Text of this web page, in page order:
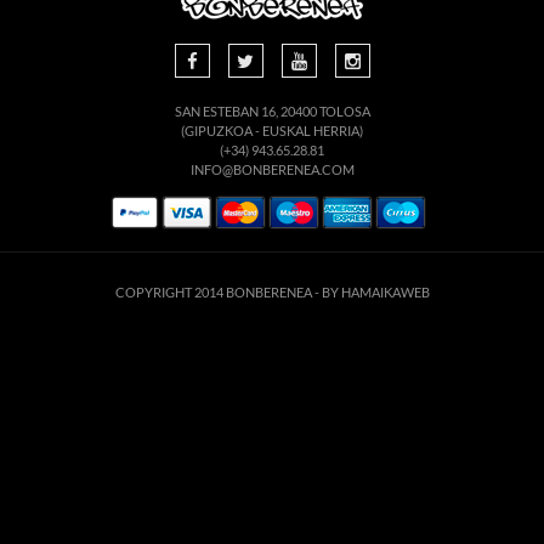
SAN ESTEBAN 16, 20400 TOLOSA
(GIPUZKOA - EUSKAL HERRIA)
(+34) 943.65.28.81
INFO@BONBERENEA.COM
COPYRIGHT 2014 BONBERENEA - BY HAMAIKAWEB